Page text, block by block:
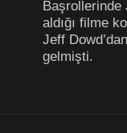
Başrollerinde
aldığı filme
Jeff
gelmişti.